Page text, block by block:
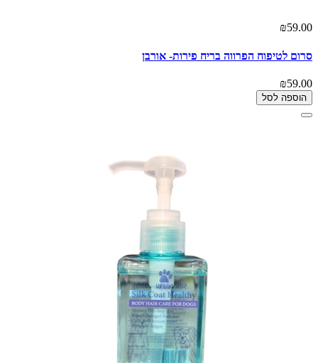
₪59.00
סרום לטיפוח הפרווה בריח פירות- אורבן
₪59.00
הוספה לסל